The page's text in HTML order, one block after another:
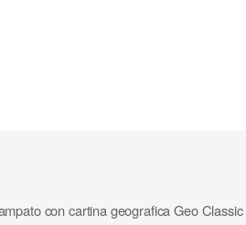
con cartina geografica Geo Classic